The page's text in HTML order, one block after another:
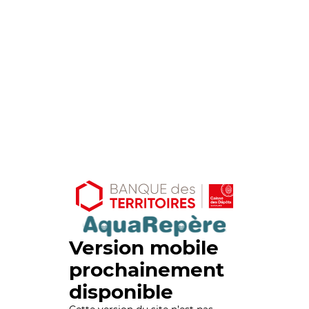
Version mobile
prochainement
disponible